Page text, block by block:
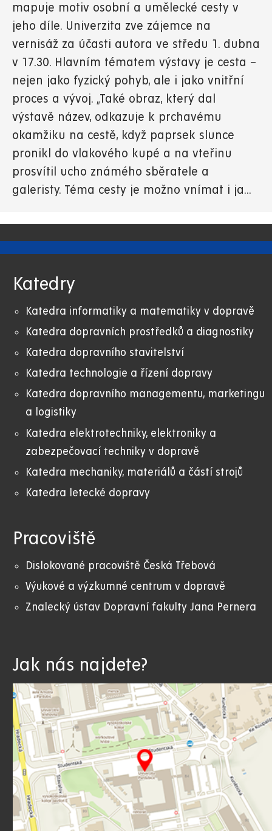
mapuje motiv osobní a umělecké cesty v
jeho díle. Univerzita zve zájemce na
vernisáž za účasti autora ve středu 1. dubna
v 17.30. Hlavním tématem výstavy je cesta –
nejen jako fyzický pohyb, ale i jako vnitřní
proces a vývoj. „Také obraz, který dal
výstavě název, odkazuje k prchavému
okamžiku na cestě, když paprsek slunce
pronikl do vlakového kupé a na vteřinu
prosvítil ucho známého sběratele a
galeristy. Téma cesty je možno vnímat i ja...
Katedry
Katedra informatiky a matematiky v dopravě
Katedra dopravních prostředků a diagnostiky
Katedra dopravního stavitelství
Katedra technologie a řízení dopravy
Katedra dopravního managementu, marketingu
a logistiky
Katedra elektrotechniky, elektroniky a
zabezpečovací techniky v dopravě
Katedra mechaniky, materiálů a částí strojů
Katedra letecké dopravy
Pracoviště
Dislokované pracoviště Česká Třebová
Výukové a výzkumné centrum v dopravě
Znalecký ústav Dopravní fakulty Jana Pernera
Jak nás najdete?